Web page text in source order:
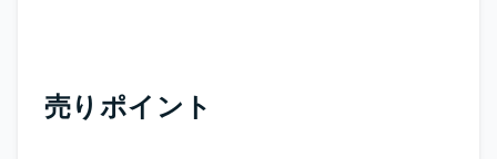
売りポイント